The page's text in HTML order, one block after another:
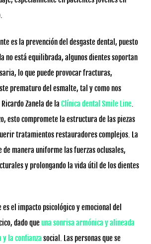
es la prevención del desgaste dental, puesto
no está equilibrada, algunos dientes soportan
lo que puede provocar fracturas,
prematuro del esmalte, tal y como nos
Zanela de laClínica dental Smile Line
esto compromete la estructura de las piezas
tratamientos restauradores complejos. La
manera uniforme las fuerzas oclusales,
y prolongando la vida útil de los dientes
el impacto psicológico y emocional del
dado que una sonrisa armónica y alineada
la confianza social. Las personas que se